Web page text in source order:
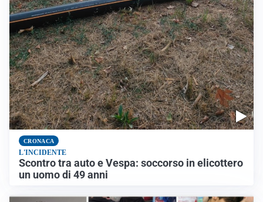
CRONACA
L'INCIDENTE
Scontro tra auto e Vespa: soccorso in elicottero
un uomo di 49 anni